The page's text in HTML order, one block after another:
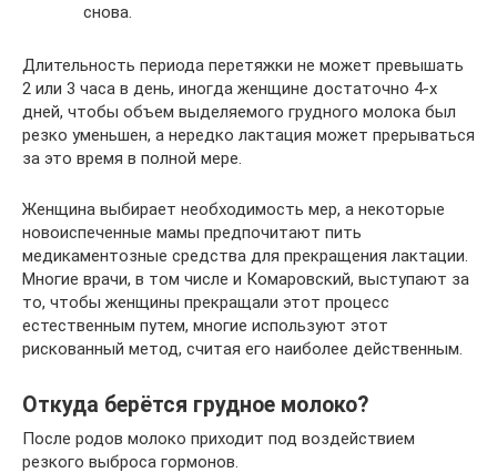
снова.
Длительность периода перетяжки не может превышать
2 или 3 часа в день, иногда женщине достаточно 4-х
дней, чтобы объем выделяемого грудного молока был
резко уменьшен, а нередко лактация может прерываться
за это время в полной мере.
Женщина выбирает необходимость мер, а некоторые
новоиспеченные мамы предпочитают пить
медикаментозные средства для прекращения лактации.
Многие врачи, в том числе и Комаровский, выступают за
то, чтобы женщины прекращали этот процесс
естественным путем, многие используют этот
рискованный метод, считая его наиболее действенным.
Откуда берётся грудное молоко?
После родов молоко приходит под воздействием
резкого выброса гормонов.